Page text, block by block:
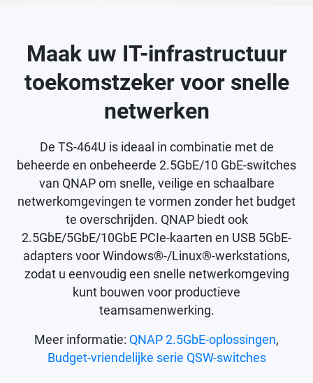
Maak uw IT-infrastructuur
toekomstzeker voor snelle
netwerken
De TS-464U is ideaal in combinatie met de
beheerde en onbeheerde 2.5GbE/10 GbE-switches
van QNAP om snelle, veilige en schaalbare
netwerkomgevingen te vormen zonder het budget
te overschrijden. QNAP biedt ook
2.5GbE/5GbE/10GbE PCIe-kaarten en USB 5GbE-
adapters voor Windows®-/Linux®-werkstations,
zodat u eenvoudig een snelle netwerkomgeving
kunt bouwen voor productieve
teamsamenwerking.
Meer informatie: QNAP 2.5GbE-oplossingen,
Budget-vriendelijke serie QSW-switches